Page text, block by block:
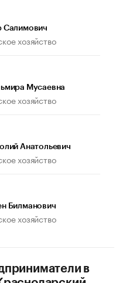
иначе». Как живет глава
Салимович
хозяйство
Мусаевна
хозяйство
Анатольевич
хозяйство
Билманович
хозяйство
в